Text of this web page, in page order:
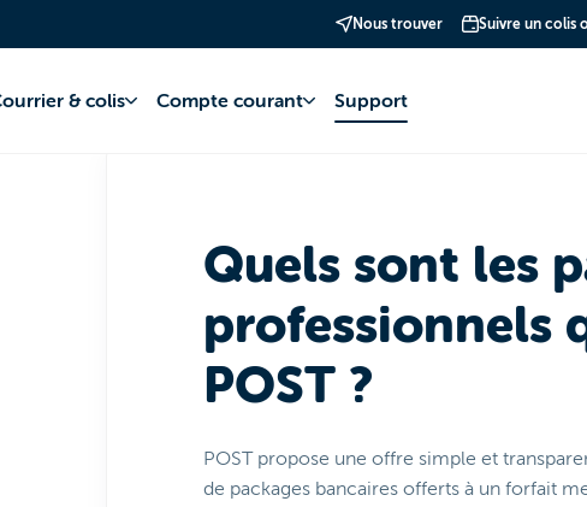
Nous trouver Suivre un colis
& colis Compte courant Support
Quels sont les
professionnels
POST ?
POST propose une offre simple et
de packages bancaires offerts à un forfait